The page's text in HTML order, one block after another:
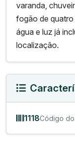
varanda,
fogão de
água e luz já
localização.
1118Código